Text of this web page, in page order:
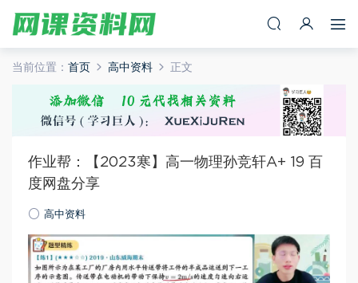
当前位置： 首页 高中资料 正文
作业帮：【2023寒】高一物理孙竞轩A+ 19 百
度网盘分享
高中资料